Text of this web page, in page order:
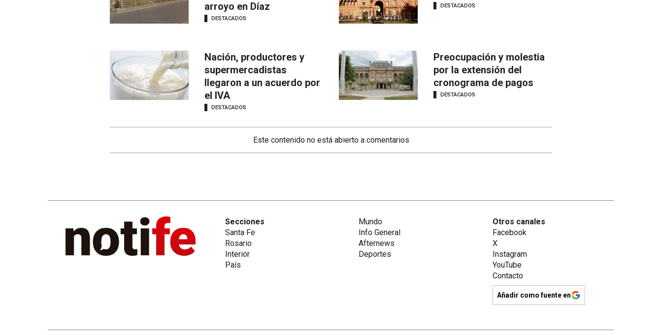
arroyo en Díaz
DESTACADOS
DESTACADOS
Nación, productores y
supermercadistas
llegaron a un acuerdo por
el IVA
DESTACADOS
Preocupación y molestia
por la extensión del
cronograma de pagos
DESTACADOS
Este contenido no está abierto a comentarios
Secciones
Santa Fe
Rosario
Interior
País
Mundo
Info General
Afternews
Deportes
Otros canales
Facebook
X
Instagram
YouTube
Contacto
Añadir como fuente en